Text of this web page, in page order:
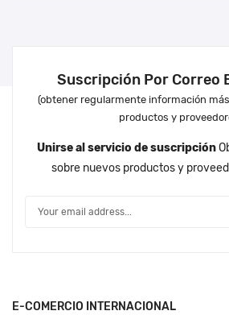
Suscripción Por Correo
(obtener regularmente información
productos y
Unirse al servicio de suscripción
sobre nuevos productos y
E-COMERCIO INTERNACIONAL